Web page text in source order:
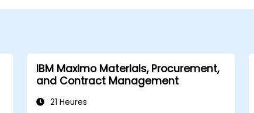
IBM Maximo Materials, Procurement,
and Contract Management
21 Heures